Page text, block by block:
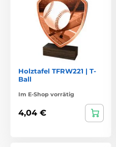
Holztafel TFRW221 | T-
Ball
Im E-Shop vorrätig
4,04 €